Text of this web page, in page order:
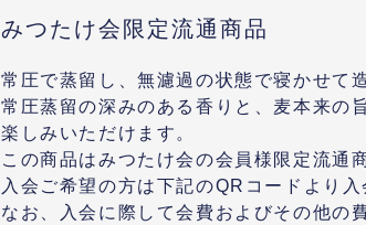
みつたけ会限定流通商品
常圧で蒸留し、無濾過の状態で寝かせて
常圧蒸留の深みのある香りと、麦本来の
楽しみいただけます。
この商品はみつたけ会の会員様限定流通
入会ご希望の方は下記のQRコードより
なお、入会に際して会費およびその他の